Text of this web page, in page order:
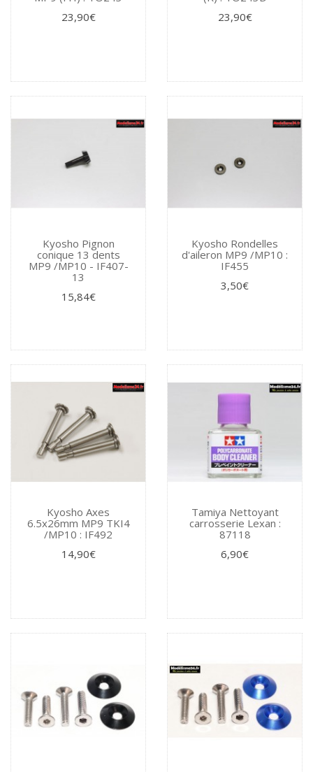
23,90€
23,90€
Kyosho Pignon
conique 13 dents
MP9 /MP10 - IF407-
13
15,84€
Kyosho Rondelles
d'aileron MP9 /MP10 :
IF455
3,50€
Kyosho Axes
6.5x26mm MP9 TKI4
/MP10 : IF492
14,90€
Tamiya Nettoyant
carrosserie Lexan :
87118
6,90€